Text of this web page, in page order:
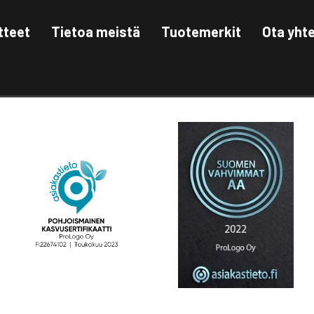
Tietoa meistä Tuotemerkit Ota